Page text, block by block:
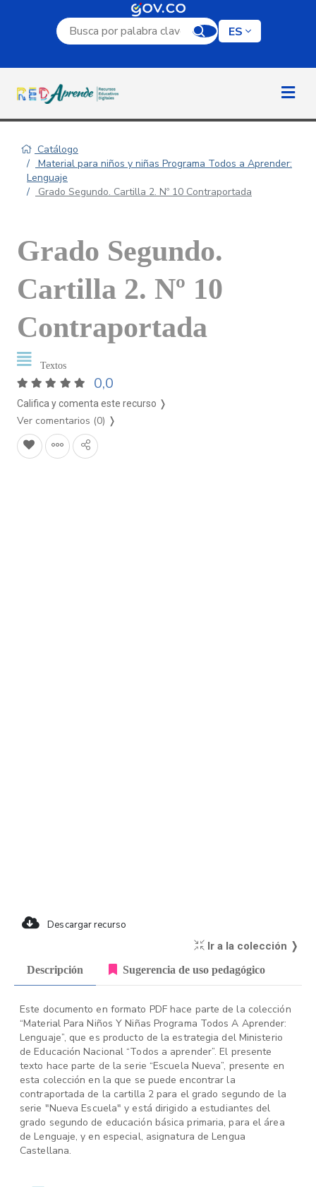
Campo de búsqueda por palabra clave
ES
Catálogo
Material para niños y niñas Programa Todos a Aprender:
Lenguaje
Grado Segundo. Cartilla 2. Nº 10 Contraportada
Grado Segundo.
Cartilla 2. Nº 10
Contraportada
Textos
0,0
Califica y comenta este recurso ❭
Ver comentarios (0) ❭
Descargar recurso
Ir a la colección ❭
Descripción Sugerencia de uso pedagógico
Este documento en formato PDF hace parte de la colección
“Material Para Niños Y Niñas Programa Todos A Aprender:
Lenguaje”, que es producto de la estrategia del Ministerio
de Educación Nacional “Todos a aprender”. El presente
texto hace parte de la serie “Escuela Nueva”, presente en
esta colección en la que se puede encontrar la
contraportada de la cartilla 2 para el grado segundo de la
serie "Nueva Escuela" y está dirigido a estudiantes del
grado segundo de educación básica primaria, para el área
de Lenguaje, y en especial, asignatura de Lengua
Castellana.